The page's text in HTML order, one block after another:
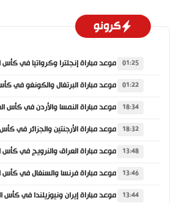
كرونو
01:25
01:22
18:34
18:32
13:48
13:46
13:44